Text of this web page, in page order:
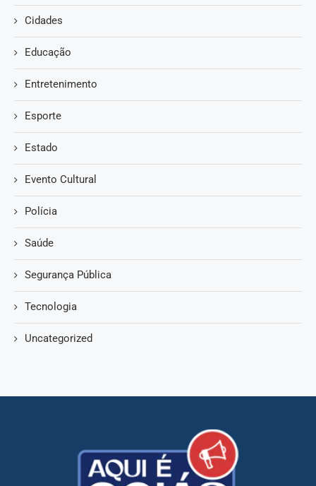
Cidades
Educação
Entretenimento
Esporte
Estado
Evento Cultural
Polícia
Saúde
Segurança Pública
Tecnologia
Uncategorized